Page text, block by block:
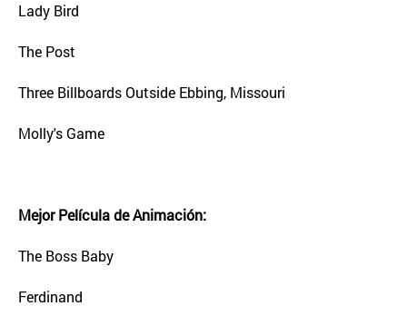
Lady Bird
The Post
Three Billboards Outside Ebbing, Missouri
Molly's Game
Mejor Película de Animación:
The Boss Baby
Ferdinand